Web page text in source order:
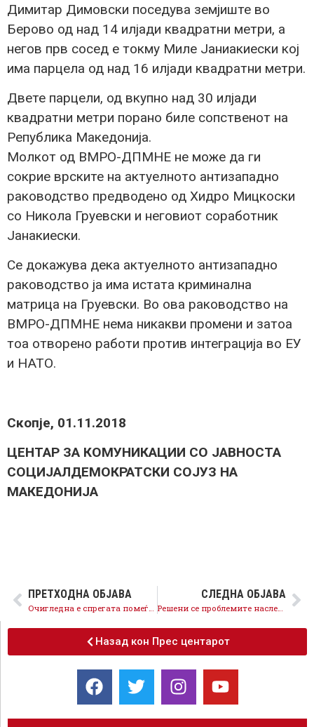
Димитар Димовски поседува земјиште во
Берово од над 14 илјади квадратни метри, а
негов прв сосед е токму Миле Јаниакиески кој
има парцела од над 16 илјади квадратни метри.
Двете парцели, од вкупно над 30 илјади
квадратни метри порано биле сопственот на
Република Македонија.
Молкот од ВМРО-ДПМНЕ не може да ги
сокрие врските на актуелното антизападно
раководство предводено од Хидро Мицкоски
со Никола Груевски и неговиот соработник
Јанакиески.
Се докажува дека актуелното антизападно
раководство ја има истата криминална
матрица на Груевски. Во ова раководство на
ВМРО-ДПМНЕ нема никакви промени и затоа
тоа отворено работи против интеграција во ЕУ
и НАТО.
Скопје, 01.11.2018
ЦЕНТАР ЗА КОМУНИКАЦИИ СО ЈАВНОСТА
СОЦИЈАЛДЕМОКРАТСКИ СОЈУЗ НА
МАКЕДОНИЈА
ПРЕТХОДНА ОБЈАВА СЛЕДНА ОБЈАВА
Решени се проблемите наследени од криминалното владеење на Груевски поврзани со автопатот Кичево – Охрид и заштедени се 95 милиони евра
Назад кон Прес центарот